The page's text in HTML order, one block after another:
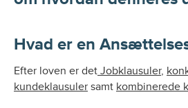
Hvad er en
Efter loven er det Jobklausuler,
kundeklausuler samt kombinerede